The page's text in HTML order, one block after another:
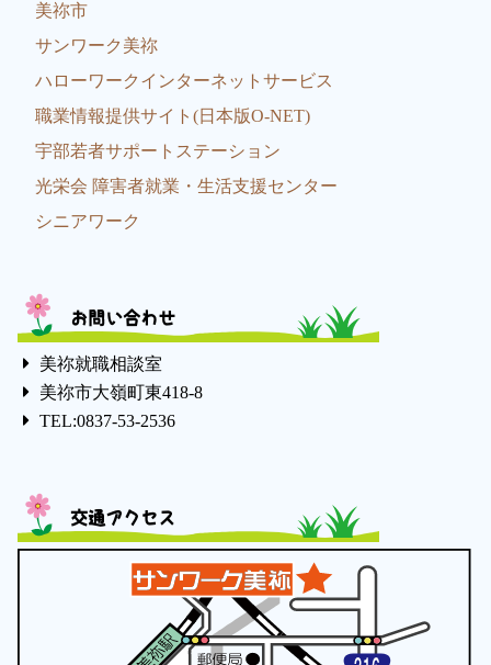
美祢市
サンワーク美祢
ハローワークインターネットサービス
職業情報提供サイト(日本版O-NET)
宇部若者サポートステーション
光栄会 障害者就業・生活支援センター
シニアワーク
お問い合わせ
美祢就職相談室
美祢市大嶺町東418-8
TEL:0837-53-2536
交通アクセス